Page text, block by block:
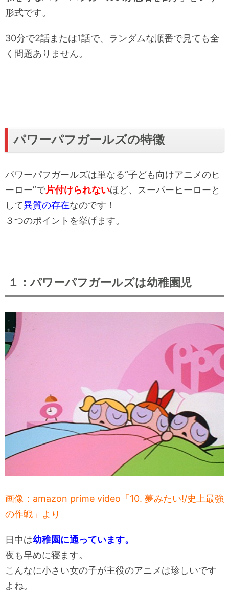
形式です。
30分で2話または1話で、ランダムな順番で見ても全
く問題ありません。
パワーパフガールズの特徴
パワーパフガールズは単なる“子ども向けアニメのヒ
ーロー”で片付けられないほど、スーパーヒーローと
して異質の存在なのです！
３つのポイントを挙げます。
１：パワーパフガールズは幼稚園児
画像：amazon prime video「10. 夢みたい!/史上最強
の作戦」より
日中は幼稚園に通っています。
夜も早めに寝ます。
こんなに小さい女の子が主役のアニメは珍しいです
よね。